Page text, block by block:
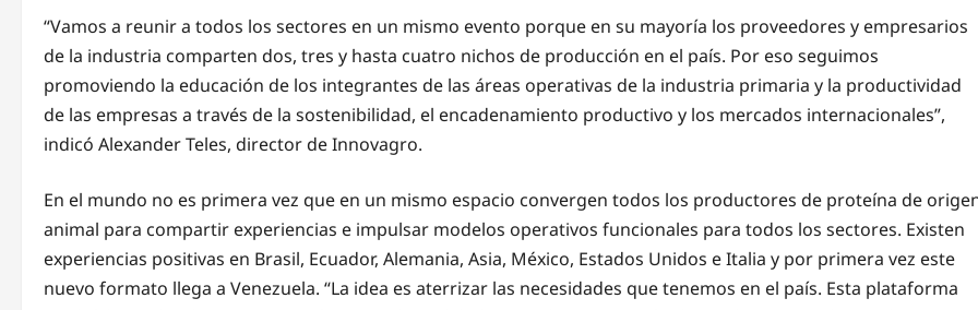
“Vamos a reunir a todos los sectores en un mismo evento porque en su mayoría los proveedores y empresarios
de la industria comparten dos, tres y hasta cuatro nichos de producción en el país. Por eso seguimos
promoviendo la educación de los integrantes de las áreas operativas de la industria primaria y la productividad
de las empresas a través de la sostenibilidad, el encadenamiento productivo y los mercados internacionales”,
indicó Alexander Teles, director de Innovagro.
En el mundo no es primera vez que en un mismo espacio convergen todos los productores de proteína de
animal para compartir experiencias e impulsar modelos operativos funcionales para todos los sectores. Existen
experiencias positivas en Brasil, Ecuador, Alemania, Asia, México, Estados Unidos e Italia y por primera vez este
nuevo formato llega a Venezuela. “La idea es aterrizar las necesidades que tenemos en el país. Esta plataforma